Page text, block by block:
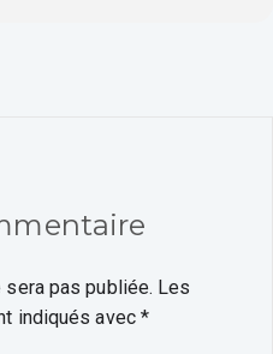
pas publiée. Les
indiqués avec *